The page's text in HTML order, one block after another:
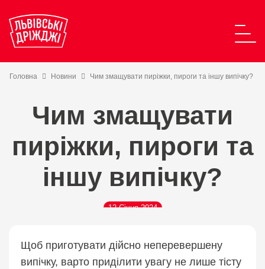
Головна Новини Чим змащувати пиріжки, пироги та іншу випічку?
Чим змащувати
пиріжки, пироги та
іншу випічку?
12 Січня 2024
Щоб приготувати дійсно неперевершену
випічку, варто приділити увагу не лише тісту